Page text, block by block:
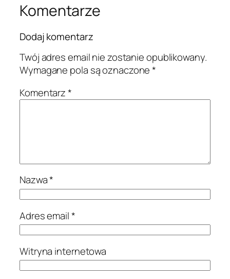
Komentarze
Dodaj komentarz
Twój adres email nie zostanie opublikowany.
Wymagane pola są oznaczone*
Komentarz*
Nazwa*
Adres email*
Witryna internetowa